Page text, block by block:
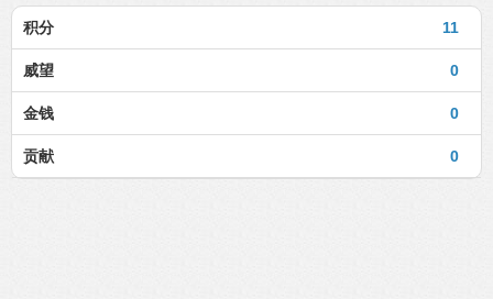
11
积分
0
威望
0
金钱
0
贡献